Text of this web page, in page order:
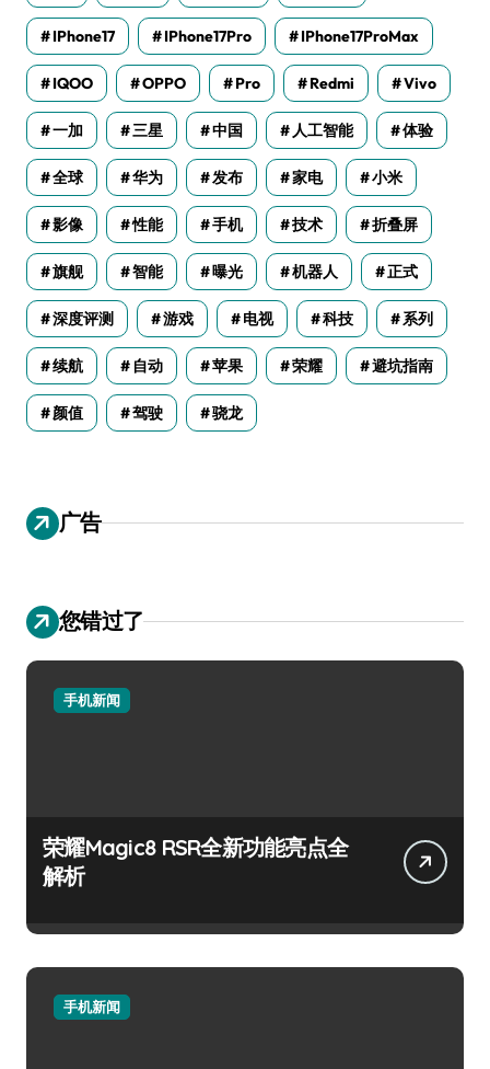
IPhone17 IPhone17Pro IPhone17ProMax
IQOO OPPO Pro Redmi Vivo
一加 三星 中国 人工智能 体验
全球 华为 发布 家电 小米
影像 性能 手机 技术 折叠屏
旗舰 智能 曝光 机器人 正式
深度评测 游戏 电视 科技 系列
续航 自动 苹果 荣耀 避坑指南
颜值 驾驶 骁龙
广告
您错过了
手机新闻
荣耀Magic8 RSR全新功能亮点全
解析
手机新闻